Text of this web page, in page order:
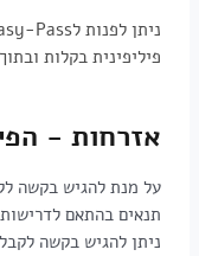
פיליפינית בקלות ובתוך 30-45
אזרחות -
על מנת להגיש בקשה
תנאים בהתאם
ניתן להגיש בקשה